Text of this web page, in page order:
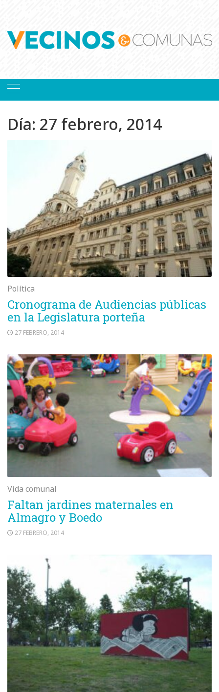
Día: 27 febrero, 2014
Política
Cronograma de Audiencias públicas
en la Legislatura porteña
27 FEBRERO, 2014
Vida comunal
Faltan jardines maternales en
Almagro y Boedo
27 FEBRERO, 2014